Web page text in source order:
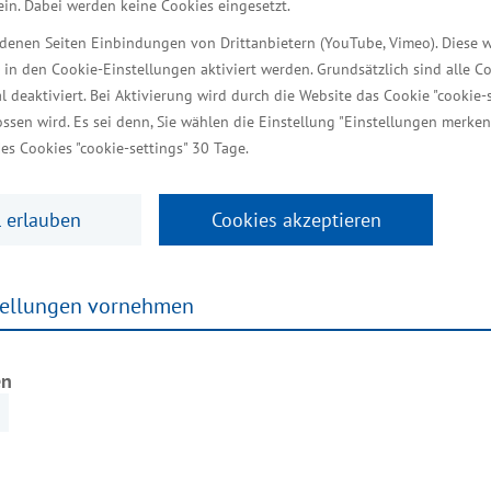
Dabei werden keine Cookies eingesetzt.
Seiten Einbindungen von Drittanbietern (YouTube, Vimeo). Diese
in den Cookie-Einstellungen aktiviert werden. Grundsätzlich sind alle
Bei Aktivierung wird durch die Website das Cookie "cookie-
wird. Es sei denn, Sie wählen die Einstellung "Einstellungen
Cookies "cookie-settings" 30 Tage.
erlauben Cookies akzeptieren
vornehmen
im Fährhafen Sassnitz/
und Tourismus
neue Flächen für potenzielle Wirtschafts-
von einem reinen Fährhafen zu
Mit der heutigen Erschließung sind die
sagte der Minister für Wirtschaft, Bau
Gewerbegebietes